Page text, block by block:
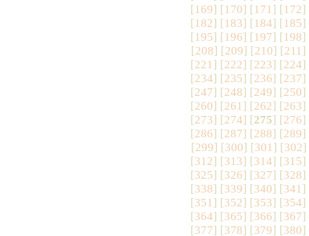
[169] [170] [171] [172]
[182] [183] [184] [185]
[195] [196] [197] [198]
[208] [209] [210] [211]
[221] [222] [223] [224]
[234] [235] [236] [237]
[247] [248] [249] [250]
[260] [261] [262] [263]
[273] [274] [275] [276]
[286] [287] [288] [289]
[299] [300] [301] [302]
[312] [313] [314] [315]
[325] [326] [327] [328]
[338] [339] [340] [341]
[351] [352] [353] [354]
[364] [365] [366] [367]
[377] [378] [379] [380]